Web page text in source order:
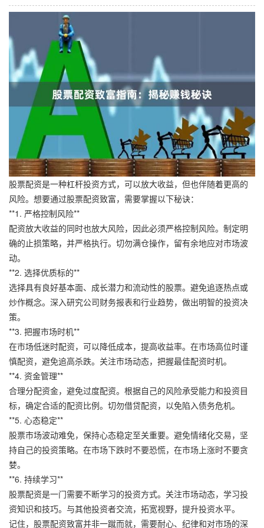
股票配资是一种杠杆投资方式，可以放大收益，但也伴随着更高的
风险。想要通过股票配资致富，需要掌握以下秘诀：
**1. 严格控制风险**
配资放大收益的同时也放大风险，因此必须严格控制风险。制定明
确的止损策略，并严格执行。切勿满仓操作，留有余地应对市场波
动。
**2. 选择优质标的**
选择具有良好基本面、成长潜力和流动性的股票。避免追逐热点或
炒作概念。深入研究公司财务报表和行业趋势，做出明智的投资决
策。
**3. 把握市场时机**
在市场低迷时配资，可以降低成本，提高收益率。在市场高位时谨
慎配资，避免追高杀跌。关注市场动态，把握最佳配资时机。
**4. 资金管理**
合理分配资金，避免过度配资。根据自己的风险承受能力和投资目
标，确定合适的配资比例。切勿借贷配资，以免陷入债务危机。
**5. 心态稳定**
股票市场波动难免，保持心态稳定至关重要。避免情绪化交易，坚
持自己的投资策略。在市场下跌时不要恐慌，在市场上涨时不要贪
婪。
**6. 持续学习**
股票配资是一门需要不断学习的投资方式。关注市场动态，学习投
资知识和技巧。与其他投资者交流，拓宽视野，提升投资水平。
记住，股票配资致富并非一蹴而就，需要耐心、纪律和对市场的深